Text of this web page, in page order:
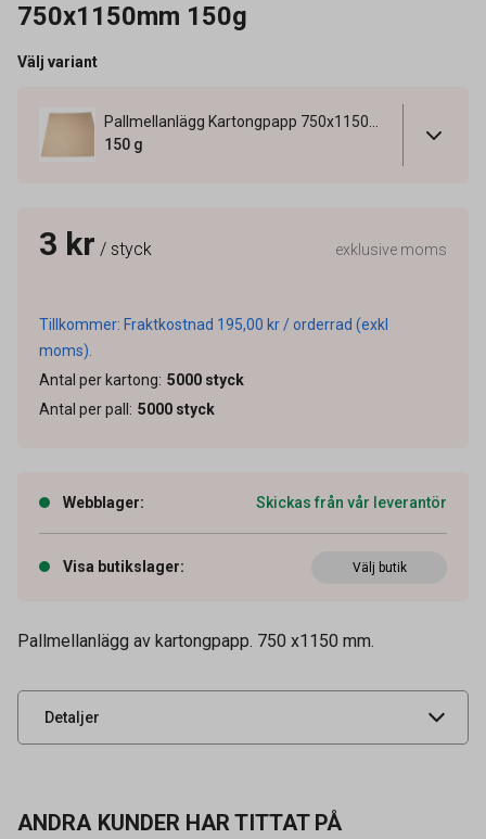
750x1150mm 150g
Välj variant
150 g
3 kr / styck exklusive moms
Tillkommer: Fraktkostnad 195,00 kr / orderrad (exkl
moms).
Antal per kartong: 5000 styck
Antal per pall : 5000 styck
Webblager: Skickas från vår leverantör
Visa butikslager: Välj butik
Pallmellanlägg av kartongpapp. 750 x1150 mm.
Detaljer
Artikelnummer 45010031
Leverantörens
00795490
UNSPSC 14121500
ANDRA KUNDER HAR TITTAT PÅ